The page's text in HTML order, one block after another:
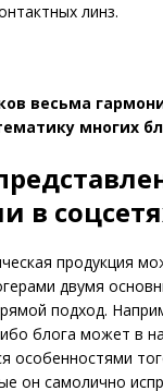
линз.
весьма
многих
в
продукция
двумя
подход.
блога может в
особенностями
он самолично